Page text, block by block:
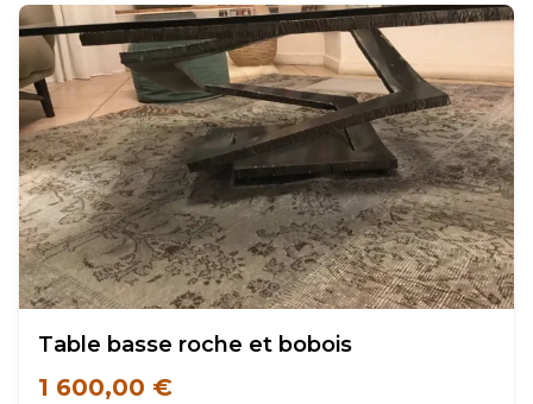
Table basse roche et bobois
1 600,00 €